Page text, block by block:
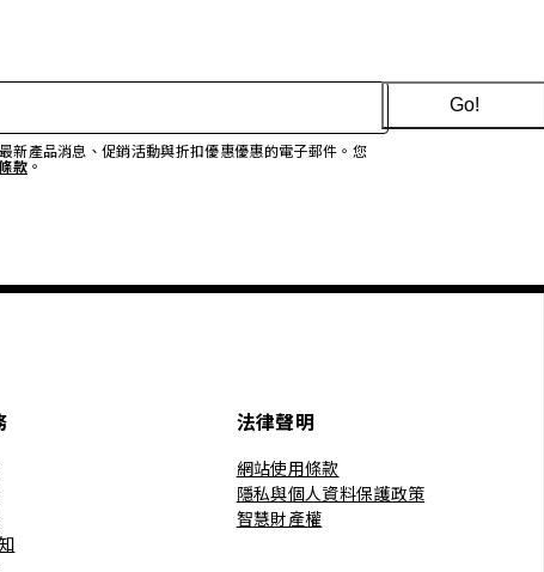
新產品消息、促銷活動與折扣優惠優惠的電子郵件。您
款。
Go!
法律聲明
網站使用條款
隱私與個人資料保護政策
智慧財產權